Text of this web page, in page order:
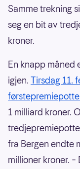
Samme trekning
seg en bit av
kroner.
En knapp måned
igjen. Tirsdag 11.
1 milliard kroner.
fra Bergen endte
millioner kroner.